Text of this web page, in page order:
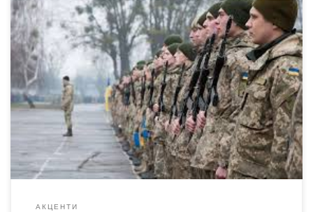
Під час весняного призову на службу до ЗСУ направлено 12
офіцерів з Буковини, а ще 15 заплановано призвати восени.
Наприкінці жовтня почнеться осінній призов офіцерів запасу
на військову службу. Призову на 18 місяців підлягають офіцери
запасу, чоловіки та жінки, віком до 43 років, які закінчили
кафедри військової підготовки, мають вищу […]
АКЦЕНТИ